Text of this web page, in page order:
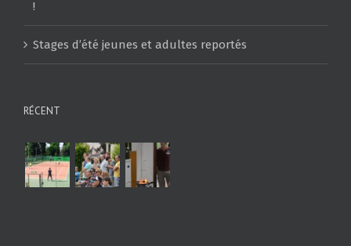
!
Stages d’été jeunes et adultes reportés
RÉCENT